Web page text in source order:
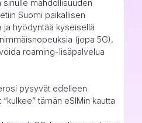
sinulle mahdollisuuden
Suomi paikallisen
ja hyödyntää kyseisellä
(jopa 5G),
roaming-lisäpalvelua
pysyvät edelleen
tämän eSIMin kautta